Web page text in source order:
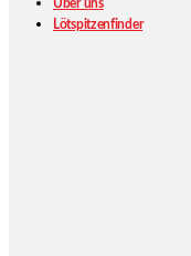
Über uns
Lötspitzenfinder